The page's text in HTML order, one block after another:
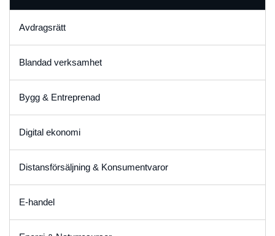
Avdragsrätt
Blandad verksamhet
Bygg & Entreprenad
Digital ekonomi
Distansförsäljning & Konsumentvaror
E-handel